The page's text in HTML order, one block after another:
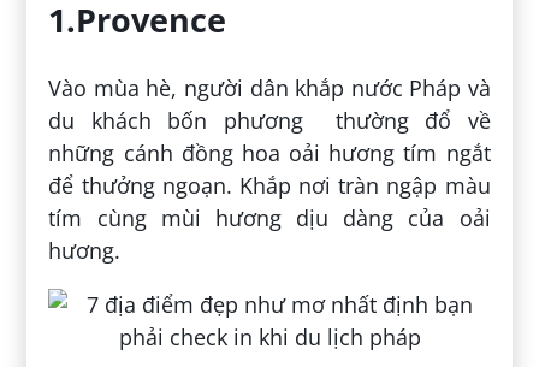
1.Provence
Vào mùa hè, người dân khắp nước Pháp và
du khách bốn phương thường đổ về
những cánh đồng hoa oải hương tím ngắt
để thưởng ngoạn. Khắp nơi tràn ngập màu
tím cùng mùi hương dịu dàng của oải
hương.